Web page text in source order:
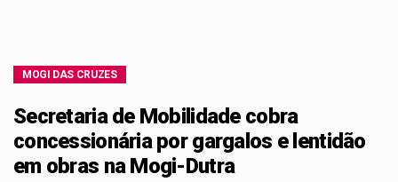
MOGI DAS CRUZES
Secretaria de Mobilidade cobra
concessionária por gargalos e lentidão
em obras na Mogi-Dutra